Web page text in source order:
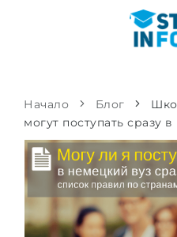
Университеты
Бакалавриат и
Подготовительные
Пропедевтика
ПОСТУПЛЕНИЕ
СЦЕНАРИЙ
Поступить после
Перевод из вуза
Магистратура в
МЕТОДИКА
УСЛУГИ
Начало Блог
могут поступать сразу